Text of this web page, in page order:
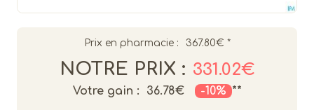
Prix en pharmacie : 367.80€ *
NOTRE PRIX : 331.02€
Votre gain : 36.78€ -10% **